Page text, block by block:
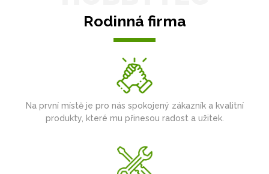
Rodinná firma
Na první místě je pro nás spokojený zákazník a kvalitní
produkty, které mu přinesou radost a užitek.